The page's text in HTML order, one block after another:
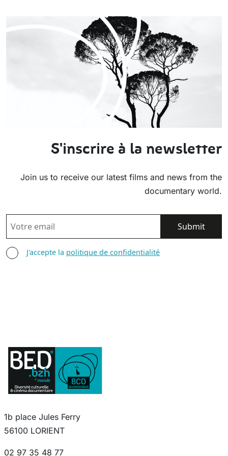
S'inscrire à la newsletter
Join us to receive our latest films and news from the
documentary world.
EMAIL
AGREE TERMS
J'accepte la politique de confidentialité
1b place Jules Ferry
56100 LORIENT
02 97 35 48 77